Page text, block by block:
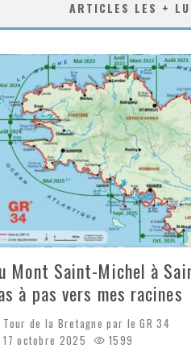
ARTICLES LES +
Mont Saint-Michel à
à pas vers mes racines
Tour de la Bretagne par le GR 34
17 octobre 2025
1599